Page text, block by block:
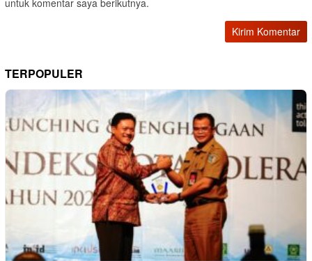
untuk komentar saya berikutnya.
TERPOPULER